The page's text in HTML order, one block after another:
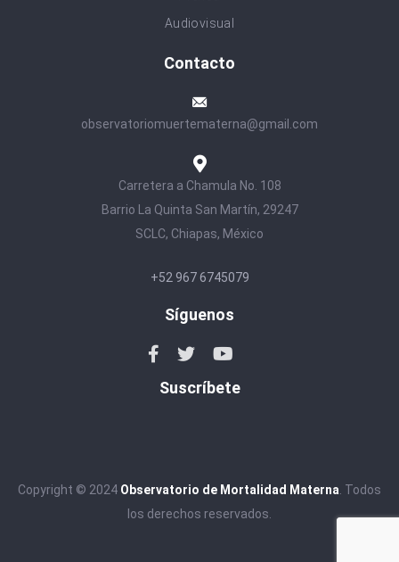
Audiovisual
Contacto
observatoriomuertematerna@gmail.com
Carretera a Chamula No. 108
Barrio La Quinta San Martín, 29247
SCLC, Chiapas, México
+52 967 6745079
Síguenos
Suscríbete
Copyright © 2024 Observatorio de Mortalidad Materna . Todos
los derechos reservados.